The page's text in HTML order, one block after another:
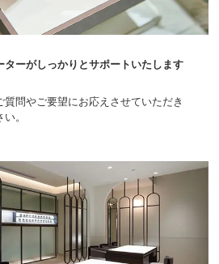
ターがしっかりとサポートいたします
問やご要望にお応えさせていただき
。